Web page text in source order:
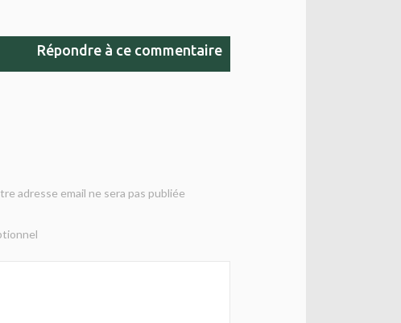
Répondre à ce commentaire
adresse email ne sera pas publiée